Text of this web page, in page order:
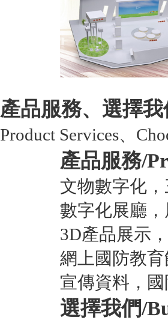
產品服務、選擇我
Product Services、
產品服務/
文物數字化
數字化展廳
3D產品展示
網上國防教
宣傳資料，
選擇我們/